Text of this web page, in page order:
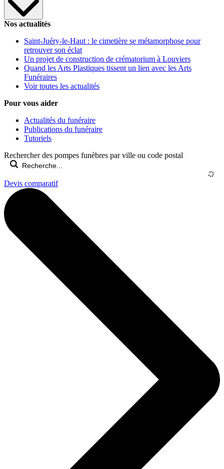
Nos actualités
Saint-Juéry-le-Haut : le cimetière se métamorphose pour
retrouver son éclat
Un projet de construction de crématorium à Louviers
Quand les Arts Plastiques tissent un lien avec les Arts
Funéraires
Voir toutes les actualités
Pour vous aider
Actualités du funéraire
Publications du funéraire
Tutoriels
Rechercher des pompes funèbres par ville ou code postal
Devis comparatif